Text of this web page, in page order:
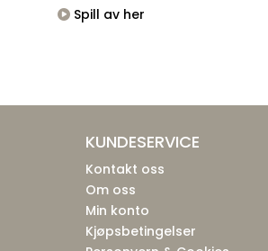
Spill av her
KUNDESERVICE
Kontakt oss
Om oss
Min konto
Kjøpsbetingelser